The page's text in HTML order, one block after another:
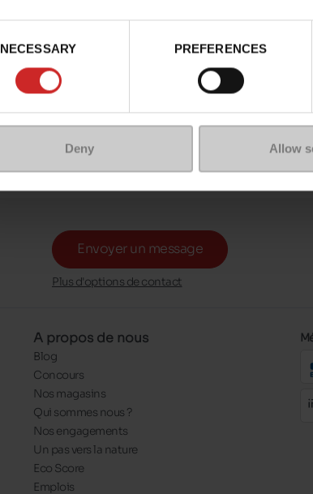
NECESSARY PREFERENCES
Deny Allow
Envoyer un message
Plus d'options de contact
A propos de nous
Blog
Concours
Nos magasins
Qui sommes nous ?
Nos engagements
Un pas vers la nature
Eco Score
Emplois